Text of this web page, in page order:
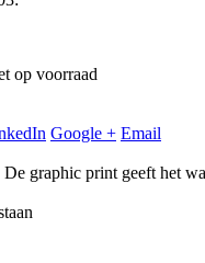
op voorraad
Google + Email
graphic print geeft het